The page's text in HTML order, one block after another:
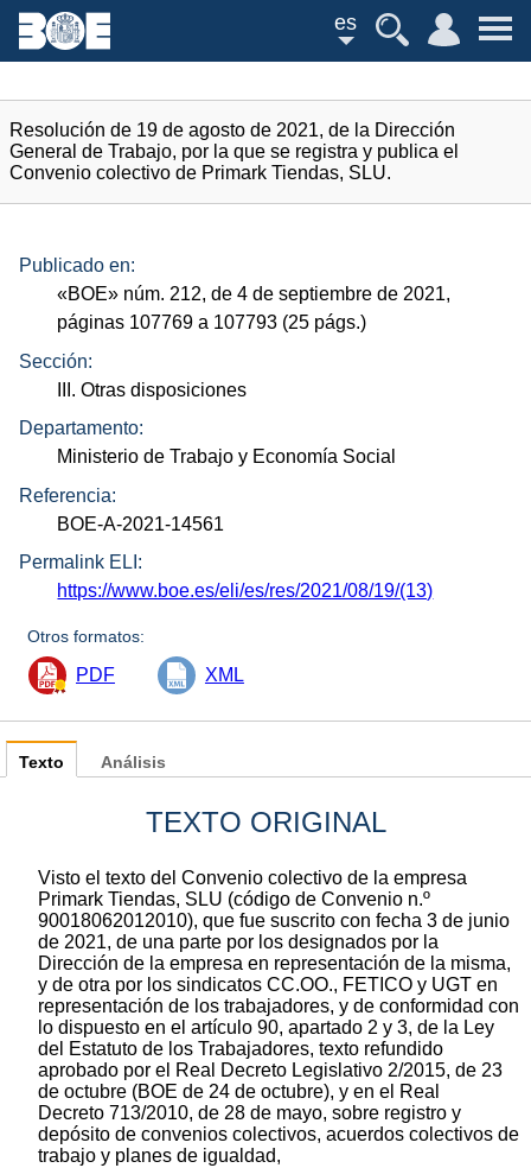
es
Resolución de 19 de agosto de 2021, de la Dirección
General de Trabajo, por la que se registra y publica el
Convenio colectivo de Primark Tiendas, SLU.
Publicado en:
«BOE» núm. 212, de 4 de septiembre de 2021,
páginas 107769 a 107793 (25 págs.)
Sección:
III. Otras disposiciones
Departamento:
Ministerio de Trabajo y Economía Social
Referencia:
BOE-A-2021-14561
Permalink ELI:
https://www.boe.es/eli/es/res/2021/08/19/(13)
Otros formatos:
PDF XML
Texto
TEXTO ORIGINAL
Visto el texto del Convenio colectivo de la empresa
Primark Tiendas, SLU (código de Convenio n.º
90018062012010), que fue suscrito con fecha 3 de junio
de 2021, de una parte por los designados por la
Dirección de la empresa en representación de la misma,
y de otra por los sindicatos CC.OO., FETICO y UGT en
representación de los trabajadores, y de conformidad con
lo dispuesto en el artículo 90, apartado 2 y 3, de la Ley
del Estatuto de los Trabajadores, texto refundido
aprobado por el Real Decreto Legislativo 2/2015, de 23
de octubre (BOE de 24 de octubre), y en el Real
Decreto 713/2010, de 28 de mayo, sobre registro y
depósito de convenios colectivos, acuerdos colectivos de
trabajo y planes de igualdad,
Análisis